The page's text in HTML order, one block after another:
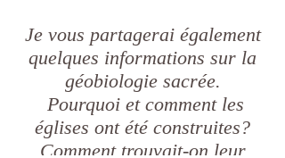
Je vous partagerai également
quelques informations sur la
géobiologie sacrée.
Pourquoi et comment les
églises ont été construites?
Comment trouvait-on leur